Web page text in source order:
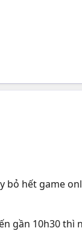
hết game
gần 10h30 thì